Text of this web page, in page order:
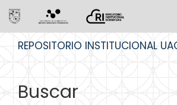
REPOSITORIO INSTITUCIONAL
Buscar